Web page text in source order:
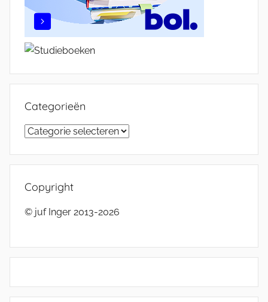
Categorieën
Categorieën
Copyright
© juf Inger 2013-2026